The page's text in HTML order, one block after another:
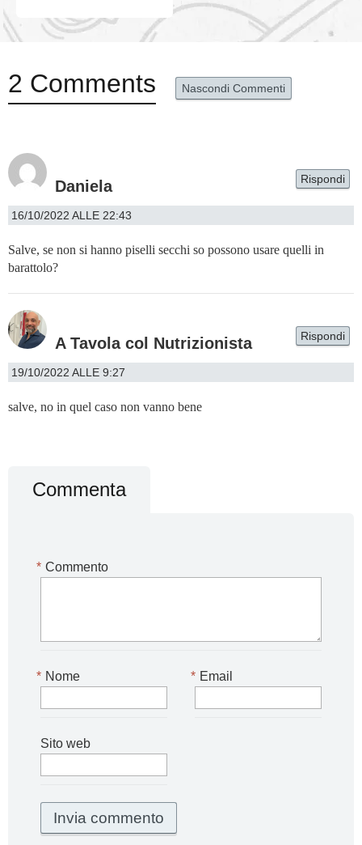
2 Comments Nascondi Commenti
Daniela
16/10/2022 ALLE 22:43
Salve, se non si hanno piselli secchi so possono usare quelli in
barattolo?
Rispondi
A Tavola col Nutrizionista
19/10/2022 ALLE 9:27
salve, no in quel caso non vanno bene
Rispondi
Commenta
Commento
*
Nome
* Email
*
Sito web